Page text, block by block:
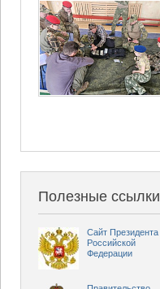
Полезные ссылки
Сайт Президента
Российской
Федерации